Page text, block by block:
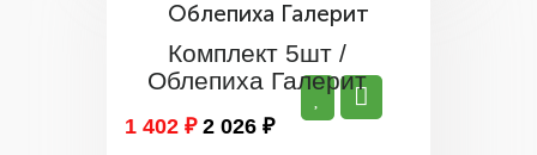
Комплект 5шт /
Облепиха Галерит
1 402 ₽ 2 026 ₽